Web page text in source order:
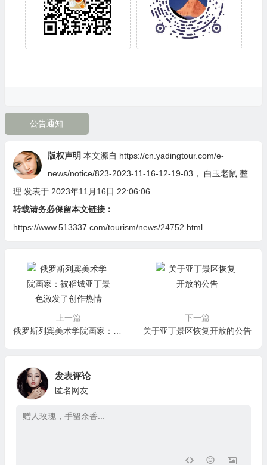
公告通知
版权声明 本文源自 https://cn.yadingtour.com/e-
news/notice/823-2023-11-16-12-19-03 ， 白玉老鼠 整
理 发表于 2023年11月16日 22:06:06
转载请务必保留本文链接：
https://www.513337.com/tourism/news/24752.html
上一篇
下一篇
关于亚丁景区恢复开放的公告
发表评论
匿名网友